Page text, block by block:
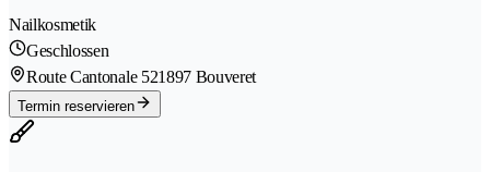
Nailkosmetik
Geschlossen
Route Cantonale 521897 Bouveret
Termin reservieren